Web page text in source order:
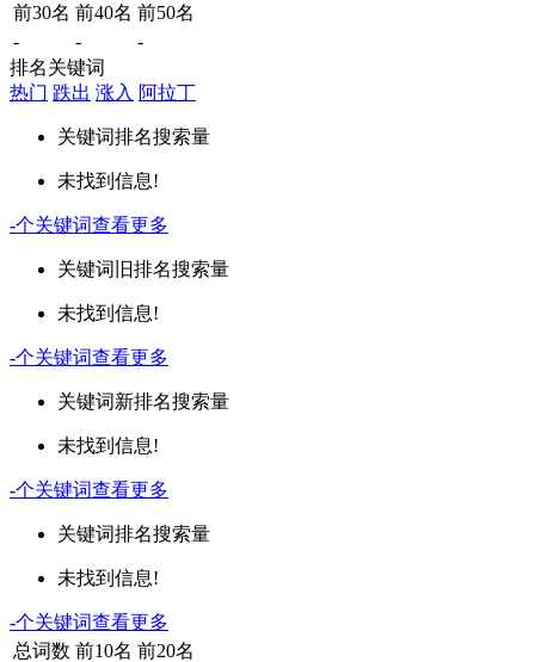
前30名 前40名 前50名
-
-
-
排名关键词
热门 跌出 涨入 阿拉丁
关键词排名搜索量
未找到信息!
-个关键词查看更多
关键词 旧排名搜索量
未找到信息!
-个关键词查看更多
关键词新排名搜索量
未找到信息!
-个关键词查看更多
关键词排名搜索量
未找到信息!
-个关键词查看更多
总词数 前10名 前20名